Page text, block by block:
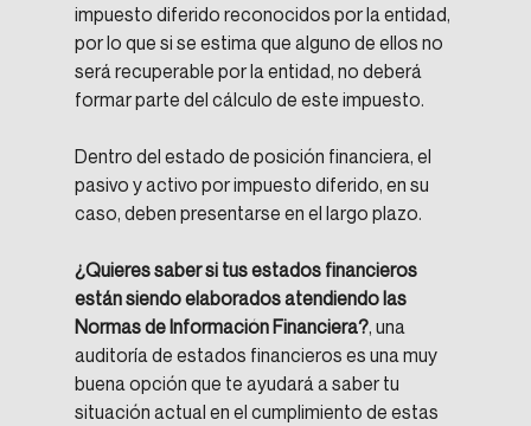
impuesto diferido reconocidos por la entidad,
por lo que si se estima que alguno de ellos no
será recuperable por la entidad, no deberá
formar parte del cálculo de este impuesto.
Dentro del estado de posición financiera, el
pasivo y activo por impuesto diferido, en su
caso, deben presentarse en el largo plazo.
¿Quieres saber si tus estados financieros
están siendo elaborados atendiendo las
Normas de Información Financiera?, una
auditoría de estados financieros es una muy
buena opción que te ayudará a saber tu
situación actual en el cumplimiento de estas